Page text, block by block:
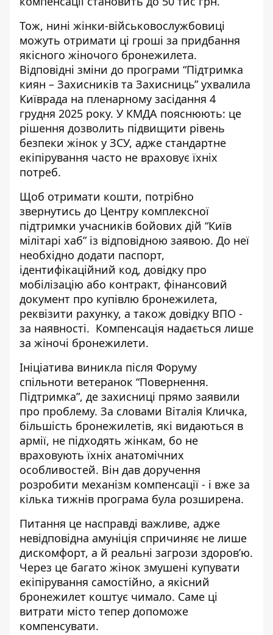
Тож, нині жінки-військовослужбовиці
можуть отримати ці гроші за придбання
якісного жіночого бронежилета.
Відповідні зміни до програми “Підтримка
киян – Захисників та Захисниць”ухвалила
Київрада на пленарному засідання 4
грудня 2025 року. У КМДА пояснюють: це
рішення дозволить підвищити рівень
безпеки жінок у ЗСУ, адже стандартне
екіпірування часто не враховує їхніх
потреб.
Щоб отримати кошти, потрібно
звернутись до Центру комплексної
підтримки учасників бойових дій “Київ
мілітарі хаб” із відповідною заявою. До неї
необхідно додати паспорт,
ідентифікаційний код, довідку про
мобілізацію або контракт, фінансовий
документ про купівлю бронежилета,
реквізити рахунку, а також довідку ВПО -
за наявності. Компенсація надається лише
за жіночі бронежилети.
Ініціатива виникла після Форуму
спільноти ветеранок “Повернення.
Підтримка”, де захисниці прямо заявили
про проблему. За словами Віталія Кличка,
більшість бронежилетів, які видаються в
армії, не підходять жінкам, бо не
враховують їхніх анатомічних
особливостей. Він дав доручення
розробити механізм компенсації - і вже за
кілька тижнів програма була розширена.
Питання це насправді важливе, адже
невідповідна амуніція спричиняє не лише
дискомфорт, а й реальні загрози здоров’ю.
Через це багато жінок змушені купувати
екіпірування самостійно, а якісний
бронежилет коштує чимало. Саме ці
витрати місто тепер допоможе
компенсувати.